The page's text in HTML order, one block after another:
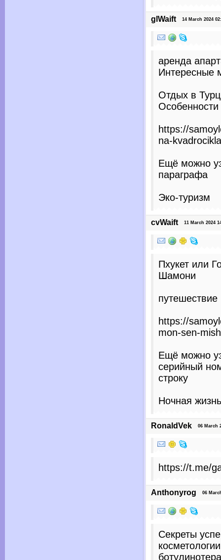
glWaift 14 March 2024
аренда
Интересные
Отдых в
Особенности
https://
na-
Ещё можно
параграфа
Эко-туризм
cvWaift 11 March 2024
Пхукет или
Шамони
https://
mon-sen-
Ещё можно
серийный
строку
Ночная жизнь
RonaldVek 06 March
https://t.me/
Anthonyrog 06
Секреты
косметологии